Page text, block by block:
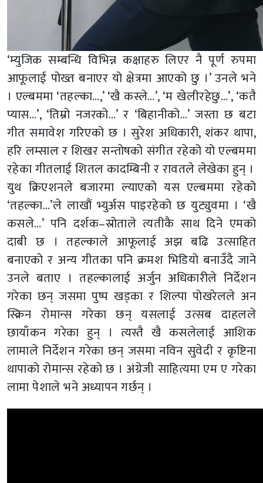
‘म्युजिक सम्बन्धि विभिन्न कक्षाहरु लिएर नै पूर्ण रुपमा
आफूलाई पोख्त बनाएर यो क्षेत्रमा आएको छु ।’ उनले भने
। एल्बममा ‘तहल्का…,’ ‘खै कस्ले…’, ‘म खेलीरहेछु…’, ‘कतै
प्यास…’, ‘तिम्रो नजरको…’ र ‘बिहानीको…’ जस्ता छ बटा
गीत समावेश गरिएको छ । सुरेश अधिकारी, शंकर थापा,
हरि लम्साल र शिखर सन्तोषको संगीत रहेको यो एल्बममा
रहेका गीतलाई शितल कादम्बिनी र रावतले लेखेका हुन् ।
युथ क्रिएशनले बजारमा ल्याएको यस एल्बममा रहेको
‘तहल्का…’ले लाखौं भ्युर्अस पाइरहेको छ युट्युवमा । ‘खै
कसले…’ पनि दर्शक–स्रोताले त्यतीकै साथ दिने एमको
दाबी छ । तहल्काले आफूलाई अझ बढि उत्साहित
बनाएको र अन्य गीतका पनि क्रमश भिडियो बनाउँदै जाने
उनले बताए । तहल्कालाई अर्जुन अधिकारीले निर्देशन
गरेका छन् जसमा पुष्प खड्का र शिल्पा पोखरेलले अन
स्क्रिन रोमान्स गरेका छन् यसलाई उत्सब दाहलले
छायाँकन गरेका हुन् । त्यस्तै खै कसलेलाई आशिक
लामाले निर्देशन गरेका छन् जसमा नविन सुवेदी र कृष्टिना
थापाको रोमान्स रहेको छ । अंग्रेजी साहित्यमा एम ए गरेका
लामा पेशाले भने अध्यापन गर्छन् ।